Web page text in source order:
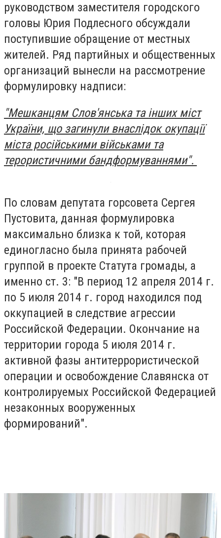
руководством заместителя городского
головы Юрия Подлесного обсуждали
поступившие обращение от местных
жителей. Ряд партийных и общественных
организаций вынесли на рассмотрение
формулировку надписи:
"Мешканцям Слов'янська та інших міст
України, що загинули внаслідок окупації
міста російськими військами та
терористичними бандформуваннями".
По словам депутата горсовета Сергея
Пустовита, данная формулировка
максимально близка к той, которая
единогласно была принята рабочей
группой в проекте Статута громады, а
именно ст. 3: "В период 12 апреля 2014 г.
по 5 июля 2014 г. город находился под
оккупацией в следствие агрессии
Российской Федерации. Окончание на
территории города 5 июля 2014 г.
активной фазы антитеррористической
операции и освобождение Славянска от
контролируемых Российской Федерацией
незаконных вооруженных
формирований".